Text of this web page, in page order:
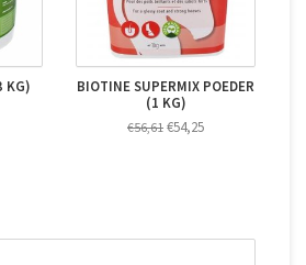
KG)
BIOTINE SUPERMIX POEDER
(1 KG)
€56,61 €54,25